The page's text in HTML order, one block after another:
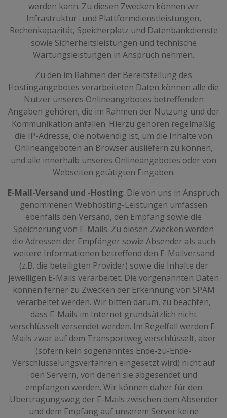
werden kann. Zu diesen Zwecken können wir
Infrastruktur- und Plattformdienstleistungen,
Rechenkapazität, Speicherplatz und Datenbankdienste
sowie Sicherheitsleistungen und technische
Wartungsleistungen in Anspruch nehmen.
Zu den im Rahmen der Bereitstellung des
Hostingangebotes verarbeiteten Daten können alle die
Nutzer unseres Onlineangebotes betreffenden
Angaben gehören, die im Rahmen der Nutzung und der
Kommunikation anfallen. Hierzu gehören regelmäßig
die IP-Adresse, die notwendig ist, um die Inhalte von
Onlineangeboten an Browser ausliefern zu können,
und alle innerhalb unseres Onlineangebotes oder von
Webseiten getätigten Eingaben.
E-Mail-Versand und -Hosting: Die von uns in Anspruch
genommenen Webhosting-Leistungen umfassen
ebenfalls den Versand, den Empfang sowie die
Speicherung von E-Mails. Zu diesen Zwecken werden
die Adressen der Empfänger sowie Absender als auch
weitere Informationen betreffend den E-Mailversand
(z.B. die beteiligten Provider) sowie die Inhalte der
jeweiligen E-Mails verarbeitet. Die vorgenannten Daten
können ferner zu Zwecken der Erkennung von SPAM
verarbeitet werden. Wir bitten darum, zu beachten,
dass E-Mails im Internet grundsätzlich nicht
verschlüsselt versendet werden. Im Regelfall werden E-
Mails zwar auf dem Transportweg verschlüsselt, aber
(sofern kein sogenanntes Ende-zu-Ende-
Verschlüsselungsverfahren eingesetzt wird) nicht auf
den Servern, von denen sie abgesendet und
empfangen werden. Wir können daher für den
Übertragungsweg der E-Mails zwischen dem Absender
und dem Empfang auf unserem Server keine